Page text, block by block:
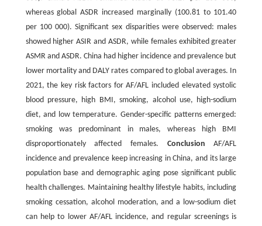
whereas global ASDR increased marginally (100.81 to 101.40
per 100 000). Significant sex disparities were observed: males
showed higher ASIR and ASDR, while females exhibited greater
ASMR and ASDR. China had higher incidence and prevalence but
lower mortality and DALY rates compared to global averages. In
2021, the key risk factors for AF/AFL included elevated systolic
blood pressure, high BMI, smoking, alcohol use, high-sodium
diet, and low temperature. Gender-specific patterns emerged:
smoking was predominant in males, whereas high BMI
disproportionately affected females. Conclusion AF/AFL
incidence and prevalence keep increasing in China, and its large
population base and demographic aging pose significant public
health challenges. Maintaining healthy lifestyle habits, including
smoking cessation, alcohol moderation, and a low-sodium diet
can help to lower AF/AFL incidence, and regular screenings is